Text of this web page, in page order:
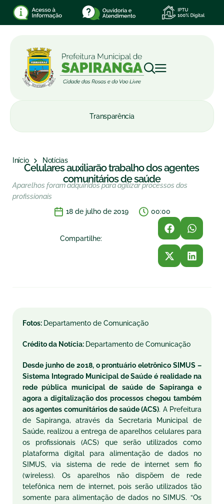
Transparência
Início Notícias
Celulares auxiliarão trabalho dos agentes
comunitários de saúde
Aparelhos foram adquiridos para agilizar processos dos
profissionais
18 de julho de 2019
00:00
Compartilhe:
Fotos: Departamento de Comunicação
Crédito da Notícia: Departamento de Comunicação
Desde junho de 2018, o prontuário eletrônicoSIMUS –
Sistema Integrado Municipal de Saúde é realidade na
rede pública municipal de saúde de Sapiranga e
agora a digitalização dos processos chegou também
aos agentes comunitários de saúde (ACS). A Prefeitura
de Sapiranga, através da Secretaria Municipal de
Saúde, realizou a entrega de aparelhos celulares para
os profissionais (ACS) que serão utilizados como
plataforma digital para alimentação de dados no
SIMUS, via sistema de rede de internet sem fio
(wireless). Os aparelhos não dispõem de rede
telefônica nem de internet, pois serão utilizados tão
somente para alimentação de dados noSIMUS. “Os